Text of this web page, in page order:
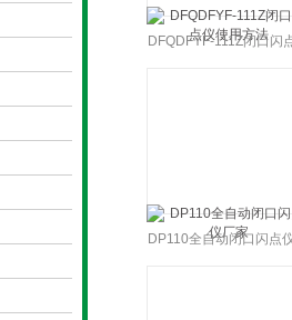
DFQDFYF-111Z闭口闪
DP110全自动闭口闪点